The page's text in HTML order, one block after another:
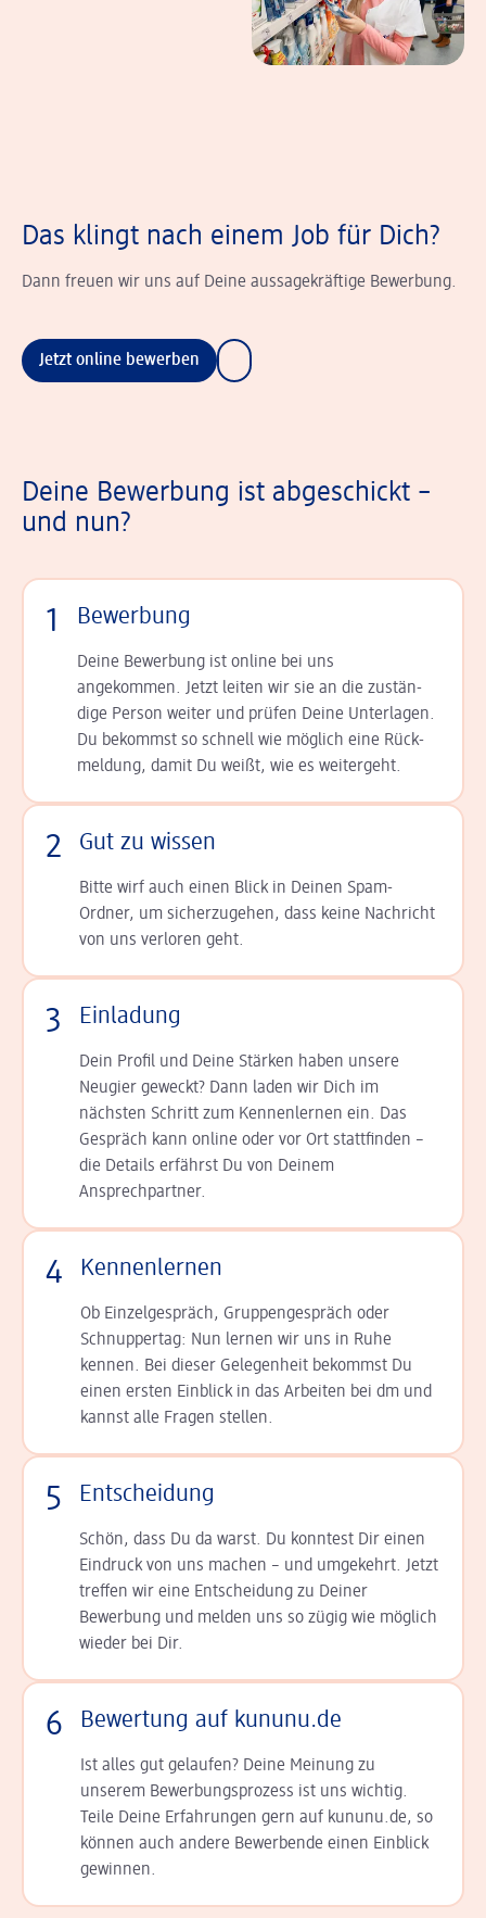
Das klingt nach einem Job für Dich?
Dann freuen wir uns auf Deine aussagekräftige Bewerbung.
Jetzt online bewerben
Deine Bewerbung ist abgeschickt –
und nun?
1 Bewerbung
Deine Bewerbung ist online bei uns
angekommen. Jetzt leiten wir sie an die zu­stän­
dige Person weiter und prüfen Deine Unterlagen.
Du bekommst so schnell wie möglich eine Rück­
meldung, damit Du weißt, wie es weitergeht.
2 Gut zu wissen
Bitte wirf auch einen Blick in Deinen Spam-
Ordner, um sicherzugehen, dass keine Nachricht
von uns verloren geht.
3 Einladung
Dein Profil und Deine Stär­ken haben unsere
Neugier geweckt? Dann laden wir Dich im
nächsten Schritt zum Kennen­lernen ein. Das
Gespräch kann online oder vor Ort statt­finden –
die Details er­fährst Du von Deinem
Ansprechpartner.
4 Kennenlernen
Ob Einzelgespräch, Grup­pen­gespräch oder
Schnup­per­tag: Nun lernen wir uns in Ruhe
kennen. Bei dieser Gelegenheit bekommst Du
einen ersten Einblick in das Arbeiten bei dm und
kannst alle Fragen stellen.
5 Entscheidung
Schön, dass Du da warst. Du konntest Dir einen
Ein­druck von uns machen – und umgekehrt. Jetzt
tref­fen wir eine Entscheidung zu Deiner
Bewerbung und melden uns so zügig wie möglich
wieder bei Dir.
6 Bewertung auf kununu.de
Ist alles gut gelaufen? Deine Meinung zu
unserem Bewerbungsprozess ist uns wichtig.
Teile Deine Erfahrungen gern auf kununu.de, so
können auch andere Bewerbende einen Einblick
gewinnen.